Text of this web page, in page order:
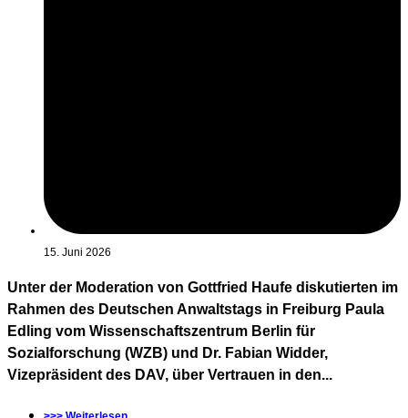
15. Juni 2026
Unter der Moderation von Gottfried Haufe diskutierten im
Rahmen des Deutschen Anwaltstags in Freiburg Paula
Edling vom Wissenschaftszentrum Berlin für
Sozialforschung (WZB) und Dr. Fabian Widder,
Vizepräsident des DAV, über Vertrauen in den...